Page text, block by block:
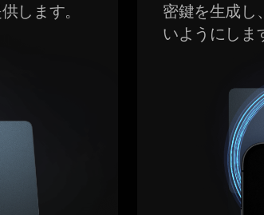
します。
密鍵を生成し
いようにしま